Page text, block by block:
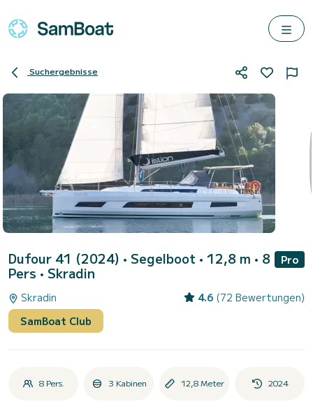
Suchergebnisse
Dufour 41 (2024) • Segelboot • 12,8 m • 8
Pers • Skradin
Pro
Skradin 4.6 (72 Bewertungen)
SamBoat Club
8 Pers. 3 Kabinen 12,8 Meter 2024